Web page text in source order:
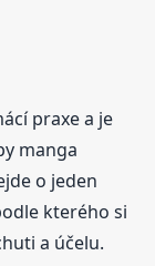
praxe a je
manga
o jeden
kterého si
a účelu.